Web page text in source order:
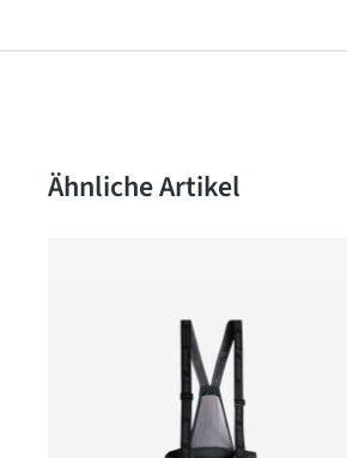
Produktgalerie überspringen
Ähnliche Artikel